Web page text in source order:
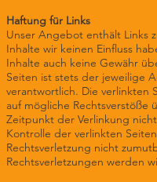
Haftung für Links
Unser Angebot enthält Links
Inhalte wir keinen Einfluss
Inhalte auch keine Gewähr
Seiten ist stets der jeweilige
verantwortlich. Die verlinkten
auf mögliche Rechtsverstöße
Zeitpunkt der Verlinkung
Kontrolle der verlinkten
Rechtsverletzung nicht
Rechtsverletzungen werden